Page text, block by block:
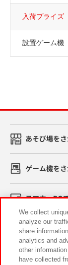
入荷プライズ
設置ゲーム機
あそび場を
ゲーム機を
スマホ・PC
イベント・
We collect
analyze our
share
analytics and
other
have collected